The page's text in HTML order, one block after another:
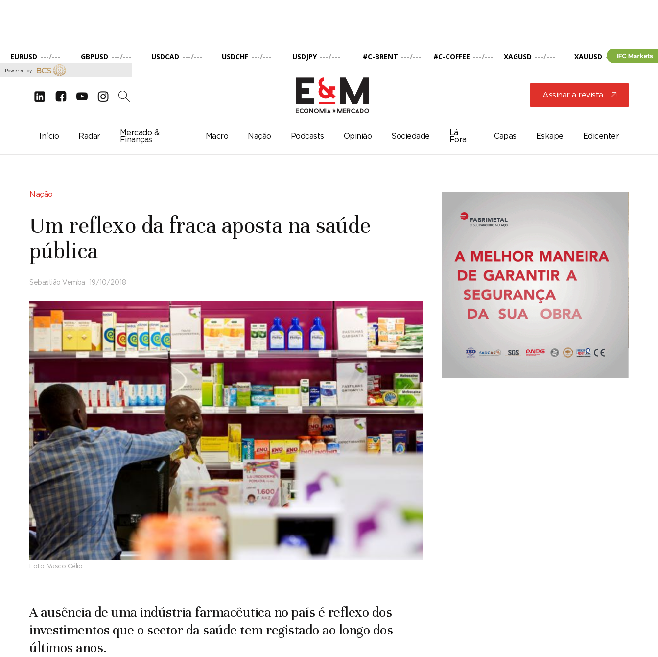
EURUSD ---/--- GBPUSD ---/--- USDCAD ---/--- USDCHF ---/--- USDJPY ---/--- #C-BRENT ---/--- #C-COFFEE ---/--- XAGUSD ---/--- XAUUSD --- ---
Powered by
d e g c 2 Assinar a revista j
Início Radar
Mercado &
Finanças
Macro Nação Podcasts Opinião Sociedade
Lá
Fora
Capas Eskape Edicenter
Nação
Um reflexo da fraca aposta na saúde
pública
Sebastião Vemba 19/10/2018
Foto: Vasco Célio
A ausência de uma indústria farmacêutica no país é reflexo dos
investimentos que o sector da saúde tem registado ao longo dos
últimos anos.